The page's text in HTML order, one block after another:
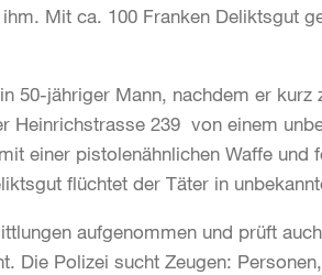
Mit ca. 100 Franken Deliktsgut
50-jähriger Mann, nachdem er kurz
Heinrichstrasse 239 von einem
einer pistolenähnlichen Waffe und
flüchtet der Täter in
aufgenommen und prüft
Die Polizei sucht Zeugen: